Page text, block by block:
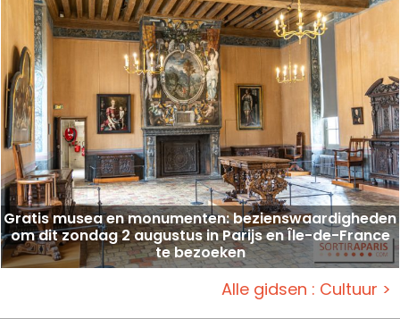
Gratis musea en monumenten: bezienswaardigheden
om dit zondag 2 augustus in Parijs en Île-de-France
te bezoeken
Alle gidsen : Cultuur >